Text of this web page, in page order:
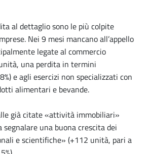
al dettaglio sono le più colpite
Nei 9 mesi mancano all’appello
legate al commercio
una perdita in termini
e agli esercizi non specializzati con
alimentari e bevande.
già citate «attività immobiliari»
segnalare una buona crescita dei
e scientifiche» (+112 unità, pari a